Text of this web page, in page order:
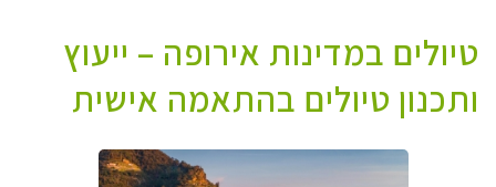
טיולים במדינות אירופה – ייעוץ
ותכנון טיולים בהתאמה אישית